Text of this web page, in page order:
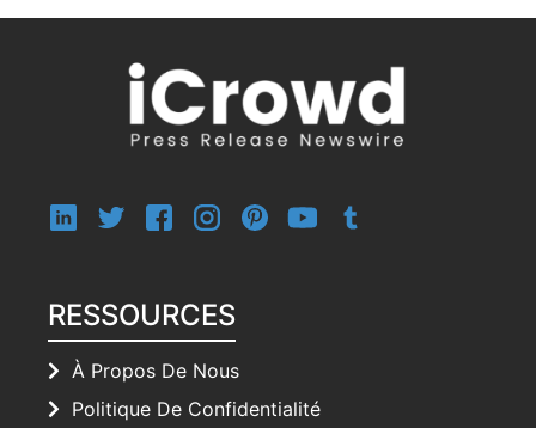
RESSOURCES
À Propos De Nous
Politique De Confidentialité